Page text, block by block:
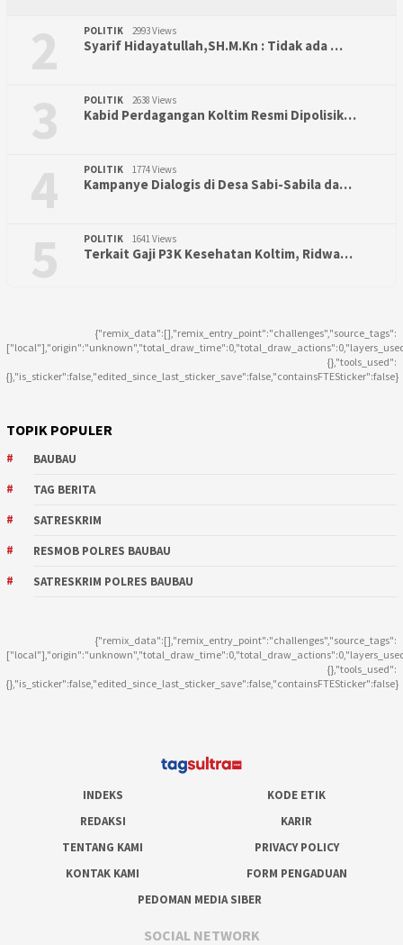
2
POLITIK 2993 Views
Syarif Hidayatullah,SH.M.Kn : Tidak ada …
3 POLITIK 2638 Views
Kabid Perdagangan Koltim Resmi Dipolisik…
4 POLITIK 1774 Views
Kampanye Dialogis di Desa Sabi-Sabila da…
5 POLITIK 1641 Views
Terkait Gaji P3K Kesehatan Koltim, Ridwa…
{"remix_data":[],"remix_entry_point":"challenges","source_tags":
{},"tools_used":
{},"is_sticker":false,"edited_since_last_sticker_save":false,"containsFTESticker":false}
TOPIK POPULER
BAUBAU
TAG BERITA
SATRESKRIM
RESMOB POLRES BAUBAU
SATRESKRIM POLRES BAUBAU
{"remix_data":[],"remix_entry_point":"challenges","source_tags":
{},"tools_used":
{},"is_sticker":false,"edited_since_last_sticker_save":false,"containsFTESticker":false}
INDEKS
KODE ETIK
REDAKSI
KARIR
TENTANG KAMI
PRIVACY POLICY
KONTAK KAMI
FORM PENGADUAN
PEDOMAN MEDIA SIBER
SOCIAL NETWORK